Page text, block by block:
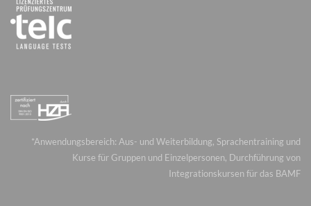
*Anwendungsbereich: Aus- und Weiterbildung, Sprachentraining und
Kurse für Gruppen und Einzelpersonen, Durchführung von
Integrationskursen für das BAMF